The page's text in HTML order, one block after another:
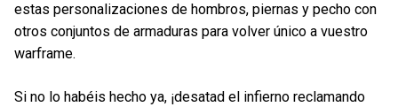
estas personalizaciones de hombros, piernas y pecho con
otros conjuntos de armaduras para volver único a vuestro
warframe.
Si no lo habéis hecho ya, ¡desatad el infierno reclamando